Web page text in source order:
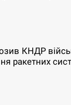
КНДР
ракетних